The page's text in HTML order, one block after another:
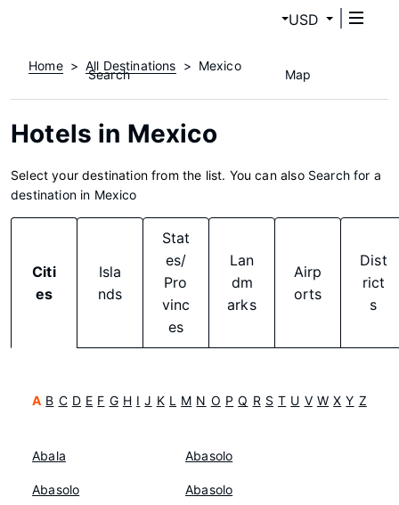
USD
Home All Destinations Mexico
Search Map
Hotels in Mexico
Select your destination from the list. You can also Search for a
destination in Mexico
Citi
es
Isla
nds
Stat
es/
Pro
vinc
es
Lan
dm
arks
Airp
orts
Dist
rict
s
A B C D E F G H I J K L M N O P Q R S T U V W X Y Z
Abala Abasolo
Abasolo Abasolo